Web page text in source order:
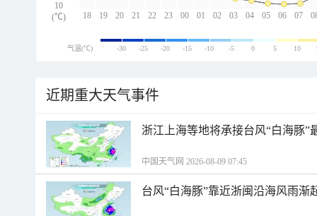
18 19 20 21 22 23 00 01 02 03 04 05 06 07
10
(℃)
气温(℃) -30 -25 -20 -15 -10 -5 0 5 10
近期重大天气事件
浙江上海等地将承接台风“白海豚”
中国天气网 2026-08-09 07:45
台风“白海豚”靠近浙闽沿海风雨渐